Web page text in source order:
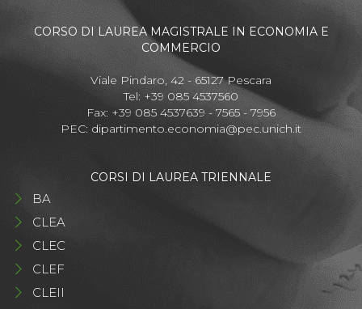
CORSO DI LAUREA MAGISTRALE IN ECONOMIA E
COMMERCIO
Viale Pindaro, 42 - 65127 Pescara
Tel: +39 085 4537560
Fax: +39 085 4537639 - 7565 - 7956
PEC: dipartimento.economia@pec.unich.it
CORSI DI LAUREA TRIENNALE
BA
CLEA
CLEC
CLEF
CLEII